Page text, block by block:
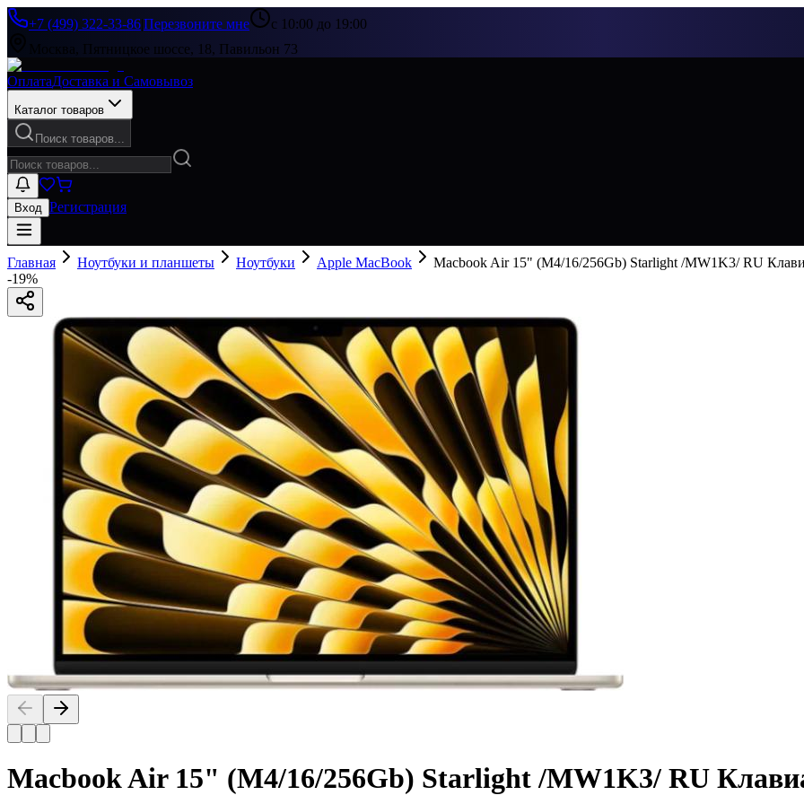
+7 (499) 322-33-86|Перезвоните мне
с 10:00 до 19:00
Москва, Пятницкое шоссе, 18, Павильон 73
ОплатаДоставка и Самовывоз
Каталог товаров
Поиск товаров...
Вход Регистрация
Главная Ноутбуки и планшеты Ноутбуки Apple MacBook
Macbook Air 15" (M4/16/256Gb) Starlight /MW1K3/ RU
-19%
Macbook Air 15" (M4/16/256Gb) Starlight /MW1K3/ RU